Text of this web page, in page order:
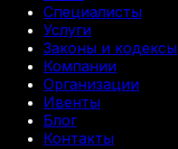
Специалисты
Услуги
Законы и кодексы
Компании
Организации
Ивенты
Блог
Контакты